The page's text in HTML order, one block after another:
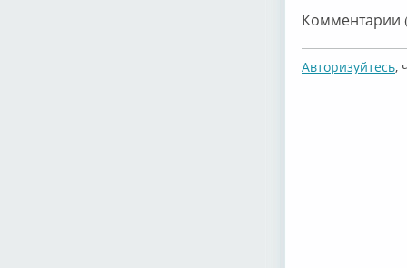
Комментарии
Авторизуйтесь,